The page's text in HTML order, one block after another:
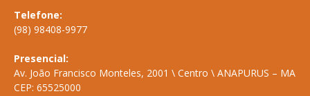
Telefone:
(98) 98408-9977
Presencial:
Av. João Francisco Monteles, 2001 \ Centro \ ANAPURUS – MA
CEP: 65525000